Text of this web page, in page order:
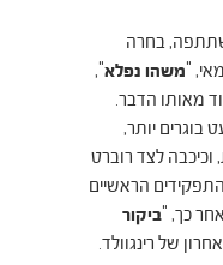
בחרה
"משהו נפלא",
מאותו הדבר.
בוגרים יותר,
לצד רוברט
התפקידים הראשיים
כך, "ביקור
של רינגוולד.